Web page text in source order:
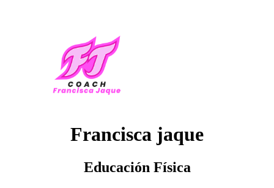
Francisca jaque
Educación Física